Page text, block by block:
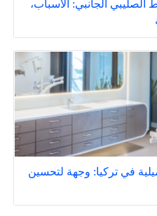
الجانبي: الأسباب،
في تركيا: وجهة لتحسين